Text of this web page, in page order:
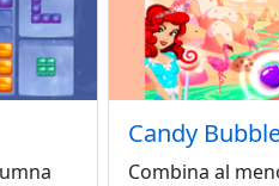
Candy
Combina al